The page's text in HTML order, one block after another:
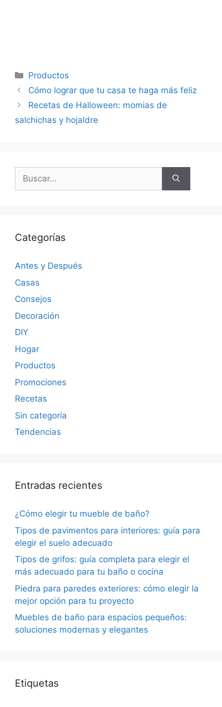
Productos
Cómo lograr que tu casa te haga más feliz
Recetas de Halloween: momias de
salchichas y hojaldre
Categorías
Antes y Después
Casas
Consejos
Decoración
DIY
Hogar
Productos
Promociones
Recetas
Sin categoría
Tendencias
Entradas recientes
¿Cómo elegir tu mueble de baño?
Tipos de pavimentos para interiores: guía para
elegir el suelo adecuado
Tipos de grifos: guía completa para elegir el
más adecuado para tu baño o cocina
Piedra para paredes exteriores: cómo elegir la
mejor opción para tu proyecto
Muebles de baño para espacios pequeños:
soluciones modernas y elegantes
Etiquetas